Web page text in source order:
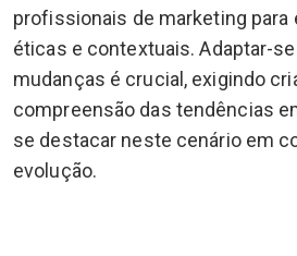
profissionais de marketing para
éticas e contextuais. Adaptar-
mudanças é crucial, exigindo
compreensão das tendências
se destacar neste cenário em
evolução.